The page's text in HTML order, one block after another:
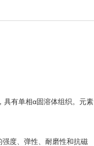
具有单相α固溶体组织。元素
度、弹性、耐磨性和抗磁